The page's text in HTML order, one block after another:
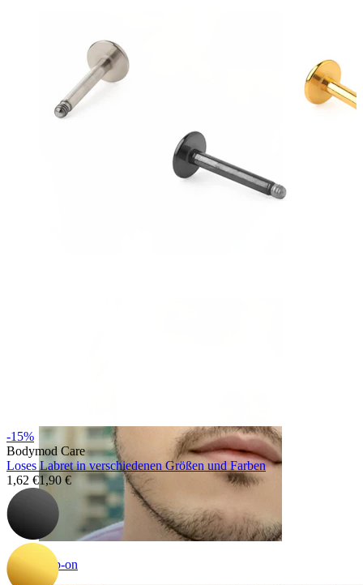
Clip-on
-15%
Bodymod Care
Loses Labret in verschiedenen Größen und Farben
1,62 €1,90 €